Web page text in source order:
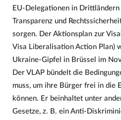
EU-Delegationen in
Transparenz und
sorgen. Der Aktionsplan zur
Visa Liberalisation Action Plan)
Ukraine-Gipfel in Brüssel im
Der VLAP bündelt die
muss, um ihre Bürger frei in die
können. Er beinhaltet unter
Gesetze, z. B. ein Anti-